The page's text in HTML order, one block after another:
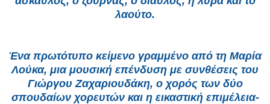
λαούτο.
Ένα πρωτότυπο κείμενο γραμμένο από τη Μαρία
Λούκα, μια μουσική επένδυση με συνθέσεις του
Γιώργου Ζαχαριουδάκη, ο χορός των δύο
σπουδαίων χορευτών και η εικαστική επιμέλεια-